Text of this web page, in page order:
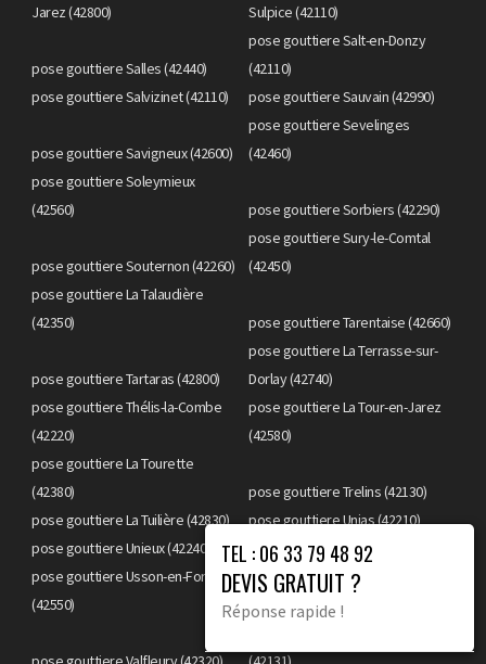
Jarez (42800)
Sulpice (42110)
pose gouttiere Salles (42440)
pose gouttiere Salt-en-Donzy
(42110)
pose gouttiere Salvizinet (42110)
pose gouttiere Sauvain (42990)
pose gouttiere Savigneux (42600)
pose gouttiere Sevelinges
(42460)
pose gouttiere Soleymieux
(42560)
pose gouttiere Sorbiers (42290)
pose gouttiere Souternon (42260)
pose gouttiere Sury-le-Comtal
(42450)
pose gouttiere La Talaudière
(42350)
pose gouttiere Tarentaise (42660)
pose gouttiere Tartaras (42800)
pose gouttiere La Terrasse-sur-
Dorlay (42740)
pose gouttiere Thélis-la-Combe
(42220)
pose gouttiere La Tour-en-Jarez
(42580)
pose gouttiere La Tourette
(42380)
pose gouttiere Trelins (42130)
pose gouttiere La Tuilière (42830)
pose gouttiere Unias (42210)
pose gouttiere Unieux (42240)
pose gouttiere Urbise (42310)
pose gouttiere Usson-en-Forez
(42550)
pose gouttiere Valeille (42110)
TEL : 06 33 79 48 92
DEVIS GRATUIT ?
Réponse rapide !